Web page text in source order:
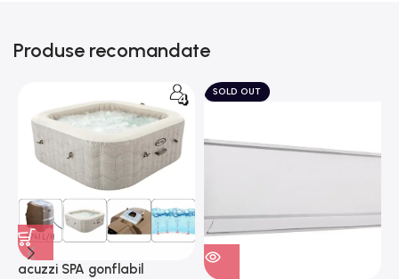
Produse recomandate
acuzzi SPA gonflabil
SOLD OUT